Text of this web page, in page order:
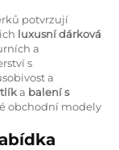
potvrzují
luxusní dárková
a
s
a
a balení s
obchodní modely